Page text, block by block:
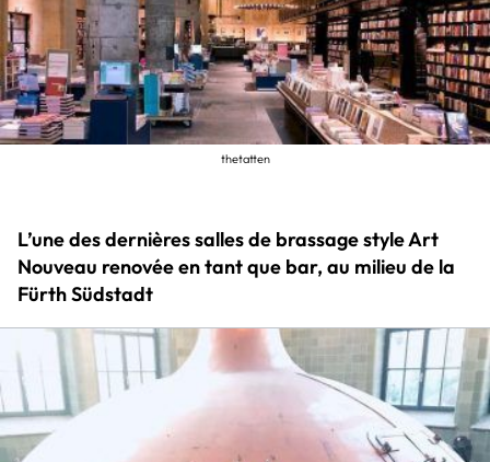
thetatten
L’une des dernières salles de brassage style Art
Nouveau renovée en tant que bar, au milieu de la
Fürth Südstadt